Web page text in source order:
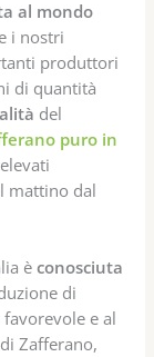
al mondo
i nostri
produttori
di quantità
del
puro in
mattino dal
èconosciuta
di
e al
Zafferano,